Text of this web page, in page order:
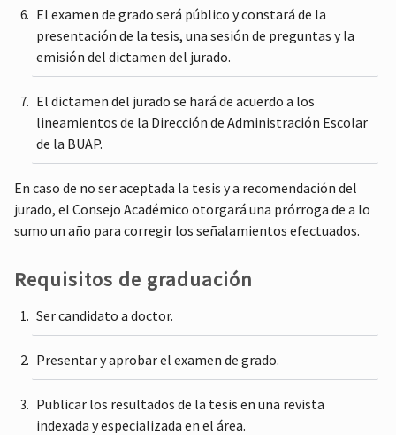
El examen de grado será público y constará de la
presentación de la tesis, una sesión de preguntas y la
emisión del dictamen del jurado.
El dictamen del jurado se hará de acuerdo a los
lineamientos de la Dirección de Administración Escolar
de la BUAP.
En caso de no ser aceptada la tesis y a recomendación del
jurado, el Consejo Académico otorgará una prórroga de a lo
sumo un año para corregir los señalamientos efectuados.
Requisitos de graduación
Ser candidato a doctor.
Presentar y aprobar el examen de grado.
Publicar los resultados de la tesis en una revista
indexada y especializada en el área.